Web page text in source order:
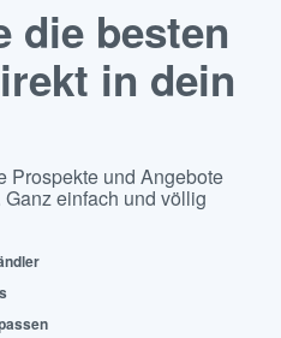
die besten
in dein
Prospekte und Angebote
einfach und völlig